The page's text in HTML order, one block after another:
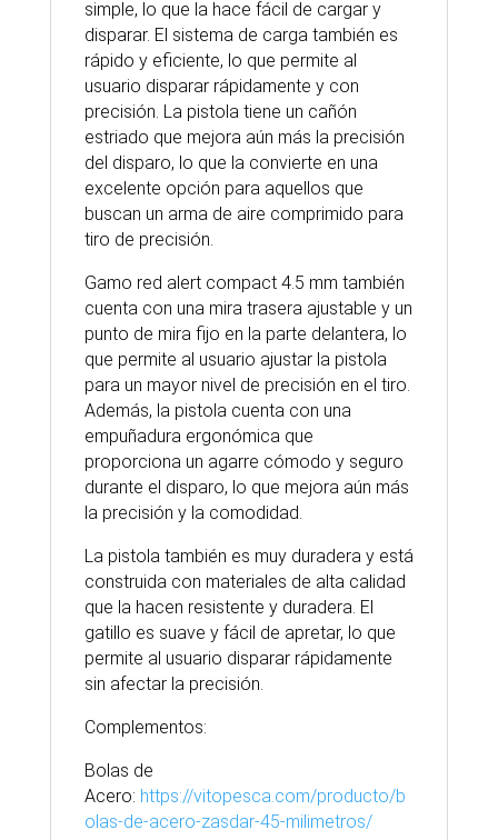
simple, lo que la hace fácil de cargar y
disparar. El sistema de carga también es
rápido y eficiente, lo que permite al
usuario disparar rápidamente y con
precisión. La pistola tiene un cañón
estriado que mejora aún más la precisión
del disparo, lo que la convierte en una
excelente opción para aquellos que
buscan un arma de aire comprimido para
tiro de precisión.
Gamo red alert compact 4.5 mm también
cuenta con una mira trasera ajustable y un
punto de mira fijo en la parte delantera, lo
que permite al usuario ajustar la pistola
para un mayor nivel de precisión en el tiro.
Además, la pistola cuenta con una
empuñadura ergonómica que
proporciona un agarre cómodo y seguro
durante el disparo, lo que mejora aún más
la precisión y la comodidad.
La pistola también es muy duradera y está
construida con materiales de alta calidad
que la hacen resistente y duradera. El
gatillo es suave y fácil de apretar, lo que
permite al usuario disparar rápidamente
sin afectar la precisión.
Complementos:
Bolas de
Acero: https://vitopesca.com/producto/b
olas-de-acero-zasdar-45-milimetros/